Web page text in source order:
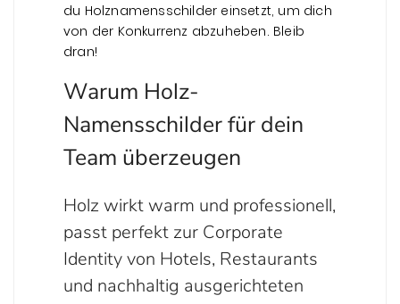
du Holznamensschilder einsetzt, um dich
von der Konkurrenz abzuheben. Bleib
dran!
Warum Holz-
Namensschilder für dein
Team überzeugen
Holz wirkt warm und professionell,
passt perfekt zur Corporate
Identity von Hotels, Restaurants
und nachhaltig ausgerichteten